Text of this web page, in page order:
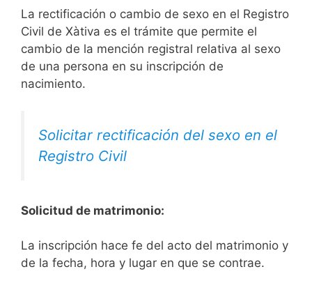
La rectificación o cambio de sexo en el Registro
Civil de Xàtiva es el trámite que permite el
cambio de la mención registral relativa al sexo
de una persona en su inscripción de
nacimiento.
Solicitar rectificación del sexo en el
Registro Civil
Solicitud de matrimonio:
La inscripción hace fe del acto del matrimonio y
de la fecha, hora y lugar en que se contrae.